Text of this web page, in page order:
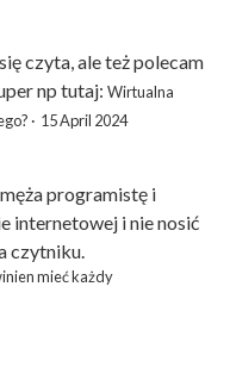
czyta, ale też polecam
np tutaj: Wirtualna
· 15 April 2024
programistę i
internetowej i nie nosić
czytniku.
mieć każdy